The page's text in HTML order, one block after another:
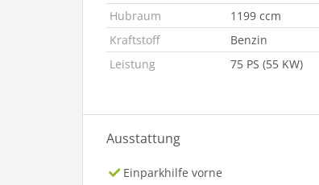
Hubraum
1199 ccm
Kraftstoff
Benzin
Leistung
75 PS (55 KW)
Ausstattung
Einparkhilfe vorne